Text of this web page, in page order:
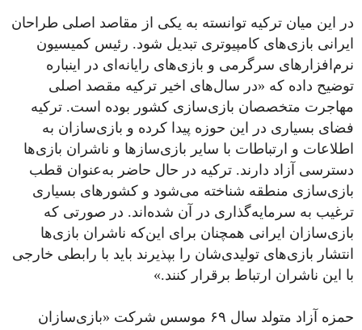
در این میان ترکیه توانسته به یکی از مقاصد اصلی طراحان
ایرانی بازی‌های کامپیوتری تبدیل شود. رئیس کمیسیون
نرم‌افزار‌های سرگرمی و بازی‌های رایانه‌ای در اینباره
توضیح داده که «در سال‌های اخیر ترکیه مقصد اصلی
مهاجرت متخصصان بازی‌سازی کشور بوده است. ترکیه
فضای بسیاری در این حوزه پیدا کرده و بازی‌سازان به
اطلاعات و ارتباطات با سایر بازی‌ساز‌ها و ناشران بازی‌ها
دسترسی آزاد دارند. ترکیه در حال حاضر به‌عنوان قطب
بازی‌سازی منطقه شناخته می‌شود و کشور‌های بسیاری
ترغیب به سرمایه‌گذاری در آن شده‌اند. در صورتی که
بازی‌سازان ایرانی همچنان برای این‌که ناشران بازی‌ها
انتشار بازی‌های تولیدی‌شان را بپذیرند باید با رابطی خارجی
با این ناشران ارتباط برقرار کنند.»
حمزه آزاد متولد سال ۶۹ موسس شرکت «بازی‌سازان